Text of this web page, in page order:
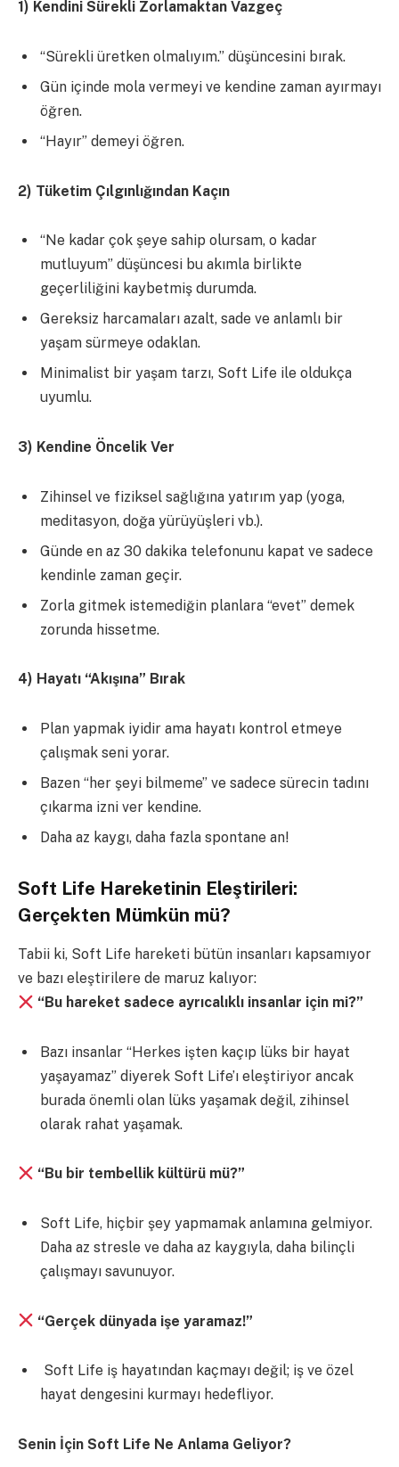
1) Kendini Sürekli Zorlamaktan Vazgeç
“Sürekli üretken olmalıyım.” düşüncesini bırak.
Gün içinde mola vermeyi ve kendine zaman ayırmayı
öğren.
“Hayır” demeyi öğren.
2) Tüketim Çılgınlığından Kaçın
“Ne kadar çok şeye sahip olursam, o kadar
mutluyum” düşüncesi bu akımla birlikte
geçerliliğini kaybetmiş durumda.
Gereksiz harcamaları azalt, sade ve anlamlı bir
yaşam sürmeye odaklan.
Minimalist bir yaşam tarzı, Soft Life ile oldukça
uyumlu.
3) Kendine Öncelik Ver
Zihinsel ve fiziksel sağlığına yatırım yap (yoga,
meditasyon, doğa yürüyüşleri vb.).
Günde en az 30 dakika telefonunu kapat ve sadece
kendinle zaman geçir.
Zorla gitmek istemediğin planlara “evet” demek
zorunda hissetme.
4) Hayatı “Akışına” Bırak
Plan yapmak iyidir ama hayatı kontrol etmeye
çalışmak seni yorar.
Bazen “her şeyi bilmeme” ve sadece sürecin tadını
çıkarma izni ver kendine.
Daha az kaygı, daha fazla spontane an!
Soft Life Hareketinin Eleştirileri:
Gerçekten Mümkün mü?
Tabii ki, Soft Life hareketi bütün insanları kapsamıyor
ve bazı eleştirilere de maruz kalıyor:
“Bu hareket sadece ayrıcalıklı insanlar için mi?”
Bazı insanlar “Herkes işten kaçıp lüks bir hayat
yaşayamaz” diyerek Soft Life’ı eleştiriyor ancak
burada önemli olan lüks yaşamak değil, zihinsel
olarak rahat yaşamak.
“Bu bir tembellik kültürü mü?”
Soft Life, hiçbir şey yapmamak anlamına gelmiyor.
Daha az stresle ve daha az kaygıyla, daha bilinçli
çalışmayı savunuyor.
“Gerçek dünyada işe yaramaz!”
Soft Life iş hayatından kaçmayı değil; iş ve özel
hayat dengesini kurmayı hedefliyor.
Senin İçin Soft Life Ne Anlama Geliyor?